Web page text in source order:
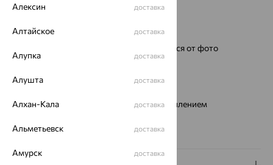
Цвет циферблата:
Бренд:НИКА
Цвет и фактура могут отличаться от фото
Для кого:
Механизм:
Стекло:минеральное с сапфировым напылением
Коллекция:EGO
Алексин доставка
Алтайское доставка
Алупка доставка
Алушта доставка
Алхан-Кала доставка
Альметьевск доставка
Амурск доставка